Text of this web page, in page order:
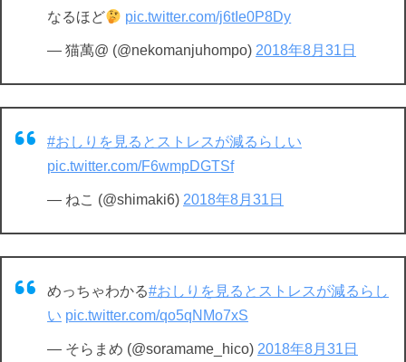
なるほど pic.twitter.com/j6tIe0P8Dy
— 猫萬@ (@nekomanjuhompo) 2018年8月31日
#おしりを見るとストレスが減るらしい
pic.twitter.com/F6wmpDGTSf
— ねこ (@shimaki6) 2018年8月31日
めっちゃわかる#おしりを見るとストレスが減るらし
い pic.twitter.com/qo5qNMo7xS
— そらまめ (@soramame_hico) 2018年8月31日